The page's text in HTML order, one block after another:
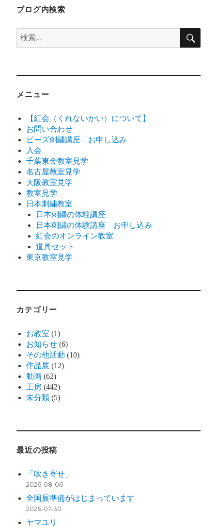
ブログ内検索
検
索:
検
メニュー
【紅会（くれないかい）について】
お問い合わせ
ビーズ刺繡講座 お申し込み
入会
千葉東金教室見学
名古屋教室見学
大阪教室見学
教室見学
日本刺繍教室
日本刺繍の体験講座
日本刺繍の体験講座 お申し込み
紅会のオンライン教室
道具セット
東京教室見学
カテゴリー
お教室 (1)
お知らせ (6)
その他活動 (10)
作品展 (12)
動画 (62)
工房 (442)
未分類 (5)
最近の投稿
「吹き寄せ」
2026-08-06
全国展準備がはじまっています
2026-07-30
ヤマユリ